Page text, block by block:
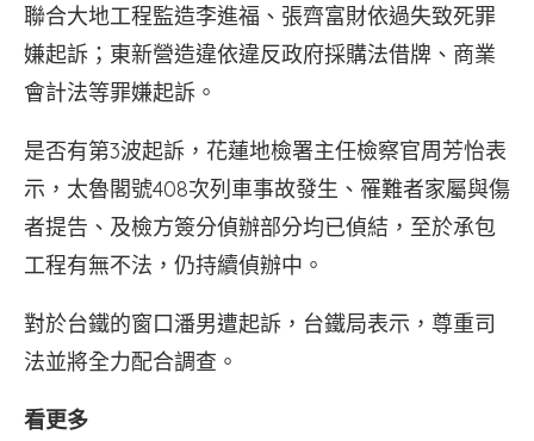
聯合大地工程監造李進福、張齊富財依過失致死罪
嫌起訴；東新營造違依違反政府採購法借牌、商業
會計法等罪嫌起訴。
是否有第3波起訴，花蓮地檢署主任檢察官周芳怡表
示，太魯閣號408次列車事故發生、罹難者家屬與傷
者提告、及檢方簽分偵辦部分均已偵結，至於承包
工程有無不法，仍持續偵辦中。
對於台鐵的窗口潘男遭起訴，台鐵局表示，尊重司
法並將全力配合調查。
看更多